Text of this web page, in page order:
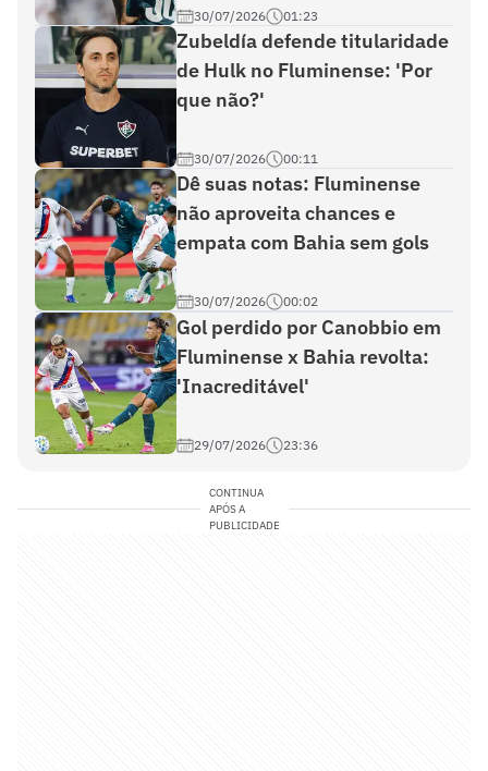
30/07/2026 01:23
Zubeldía defende titularidade
de Hulk no Fluminense: 'Por
que não?'
30/07/2026 00:11
Dê suas notas: Fluminense
não aproveita chances e
empata com Bahia sem gols
30/07/2026 00:02
Gol perdido por Canobbio em
Fluminense x Bahia revolta:
'Inacreditável'
29/07/2026 23:36
CONTINUA
APÓS A
PUBLICIDADE